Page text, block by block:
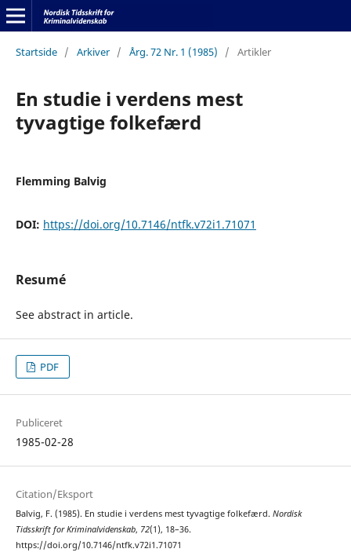
Startside / Arkiver / Årg. 72 Nr. 1 (1985) / Artikler
En studie i verdens mest
tyvagtige folkefærd
Flemming Balvig
DOI: https://doi.org/10.7146/ntfk.v72i1.71071
Resumé
See abstract in article.
PDF
Publiceret
1985-02-28
Citation/Eksport
Balvig, F. (1985). En studie i verdens mest tyvagtige folkefærd. Nordisk
Tidsskrift for Kriminalvidenskab, 72(1), 18–36.
https://doi.org/10.7146/ntfk.v72i1.71071